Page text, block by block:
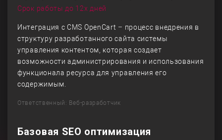
Срок работы до 12х дней
Интеграция с CMS OpenCart – процесс внедрения в
структуру разработанного сайта системы
управления контентом, которая создает
возможности администрирования и использования
функционала ресурса для управления его
содержимым.
Ответственный: Веб-разработчик
Базовая SEO оптимизация